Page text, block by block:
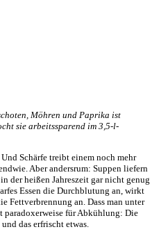
Möhren und Paprika ist
sie arbeitssparend im 3,5-l-
Schärfe treibt einem noch mehr
Aber andersrum: Suppen liefern
der heißen Jahreszeit gar nicht genug
Essen die Durchblutung an, wirkt
Fettverbrennung an. Dass man unter
paradoxerweise für Abkühlung: Die
das erfrischt etwas.